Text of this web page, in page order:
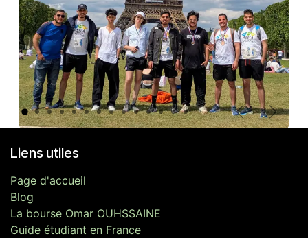
Précédent
Liens utiles
Page d'accueil
Blog
La bourse Omar OUHSSAINE
Guide étudiant en France